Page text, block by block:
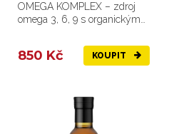
OMEGA KOMPLEX – zdroj
omega 3, 6, 9 s organickým
850 Kč KOUPIT